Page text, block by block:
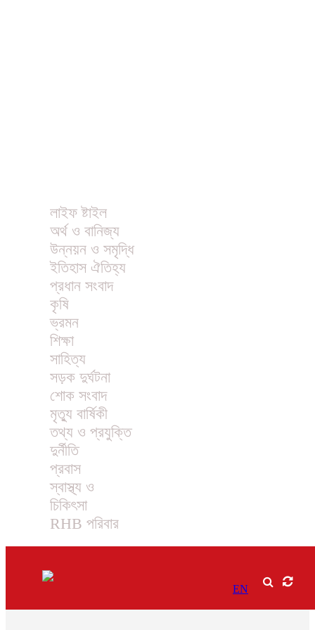
লাইফ ষ্টাইল
অর্থ ও বানিজ্য
উন্নয়ন ও সমৃদ্ধি
ইতিহাস ঐতিহ্য
প্রধান সংবাদ
কৃষি
ভ্রমন
শিক্ষা
সাহিত্য
সড়ক দুর্ঘটনা
শোক সংবাদ
মৃত্যু বার্ষিকী
তথ্য ও প্রযুক্তি
দুর্নীতি
প্রবাস
স্বাস্থ্য ও
চিকিৎসা
RHB পরিবার
EN